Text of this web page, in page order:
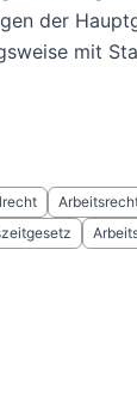
der
mit